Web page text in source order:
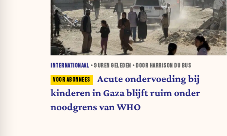
INTERNATIONAAL •9 UREN GELEDEN • DOOR HARRISON DU BUS
Acute ondervoeding bij
kinderen in Gaza blijft ruim onder
noodgrens van WHO